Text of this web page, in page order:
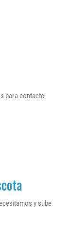
para contacto
y sube